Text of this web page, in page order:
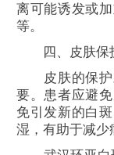
离可能诱发或
等。
四、皮肤保
皮肤的保护
要。患者应避
免引发新的白
湿，有助于减少